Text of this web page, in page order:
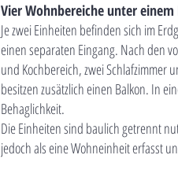
Vier Wohnbereiche unter einem
Je zwei Einheiten befinden sich im
einen separaten Eingang. Nach den
und Kochbereich, zwei Schlafzimmer
besitzen zusätzlich einen Balkon. In
Behaglichkeit.
Die Einheiten sind baulich getrennt
jedoch als eine Wohneinheit erfasst